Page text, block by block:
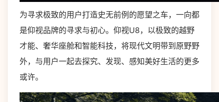
为寻求极致的用户打造史无前例的愿望之车，一向都
是仰视品牌的寻求与初心。仰视U8，以极致的越野
才能、奢华座舱和智能科技，将现代文明带到原野野
外，与用户一起去探究、发现、感知美好生活的更多
或许。